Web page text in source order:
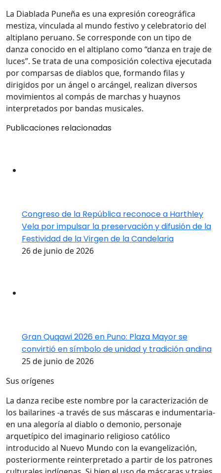
La Diablada Puneña es una expresión coreográfica
mestiza, vinculada al mundo festivo y celebratorio del
altiplano peruano. Se corresponde con un tipo de
danza conocido en el altiplano como “danza en traje de
luces”. Se trata de una composición colectiva ejecutada
por comparsas de diablos que, formando filas y
dirigidos por un ángel o arcángel, realizan diversos
movimientos al compás de marchas y huaynos
interpretados por bandas musicales.
Publicaciones relacionadas
Congreso de la República reconoce a Harthley
Vela por impulsar la preservación y difusión de la
Festividad de la Virgen de la Candelaria
26 de junio de 2026
Gran Quqawi 2026 en Puno: Plaza Mayor se
convirtió en símbolo de unidad y tradición andina
25 de junio de 2026
Sus orígenes
La danza recibe este nombre por la caracterización de
los bailarines -a través de sus máscaras e indumentaria-
en una alegoría al diablo o demonio, personaje
arquetípico del imaginario religioso católico
introducido al Nuevo Mundo con la evangelización,
posteriormente reinterpretado a partir de los patrones